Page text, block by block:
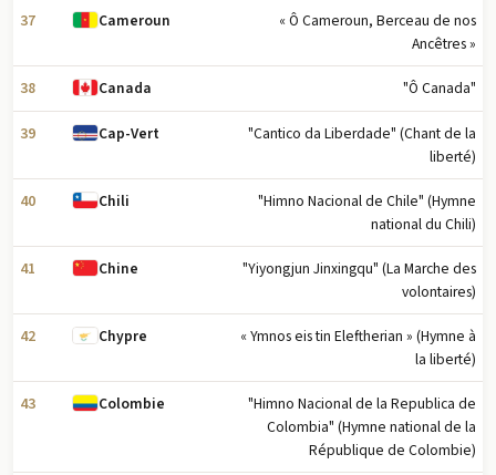
37 Cameroun
« Ô Cameroun, Berceau de nos
Ancêtres »
38 Canada "Ô Canada"
39 Cap-Vert
"Cantico da Liberdade" (Chant de la
liberté)
40 Chili
"Himno Nacional de Chile" (Hymne
national du Chili)
41 Chine
"Yiyongjun Jinxingqu" (La Marche des
volontaires)
42 Chypre
« Ymnos eis tin Eleftherian » (Hymne à
la liberté)
43 Colombie
"Himno Nacional de la Republica de
Colombia" (Hymne national de la
République de Colombie)